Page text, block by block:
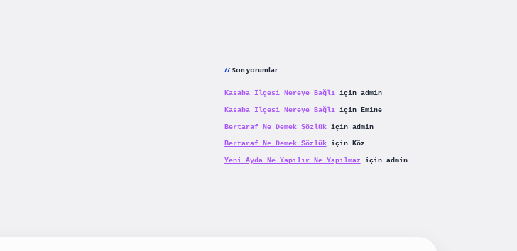
Son yorumlar
Kasaba Ilçesi Nereye Bağlıiçin admin
Kasaba Ilçesi Nereye Bağlıiçin Emine
Bertaraf Ne Demek Sözlükiçin admin
Bertaraf Ne Demek Sözlükiçin Köz
Yeni Ayda Ne Yapılır Ne Yapılmaziçin admin